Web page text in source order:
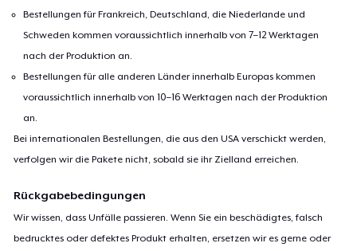
Bestellungen für Frankreich, Deutschland, die Niederlande und
Schweden kommen voraussichtlich innerhalb von 7–12 Werktagen
nach der Produktion an.
Bestellungen für alle anderen Länder innerhalb Europas kommen
voraussichtlich innerhalb von 10–16 Werktagen nach der Produktion
an.
Bei internationalen Bestellungen, die aus den USA verschickt werden,
verfolgen wir die Pakete nicht, sobald sie ihr Zielland erreichen.
Rückgabebedingungen
Wir wissen, dass Unfälle passieren. Wenn Sie ein beschädigtes, falsch
bedrucktes oder defektes Produkt erhalten, ersetzen wir es gerne oder